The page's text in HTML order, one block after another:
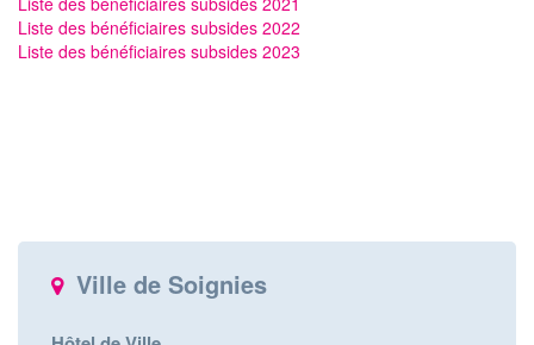
Liste des bénéficiaires subsides 2022
Liste des bénéficiaires subsides 2023
Ville de Soignies